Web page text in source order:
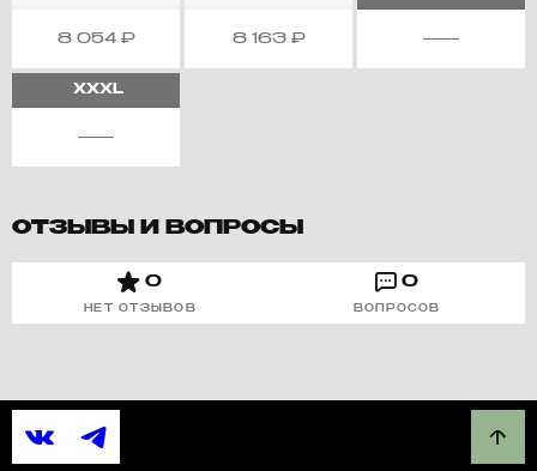
8 054 ₽ 8 163 ₽
XXXL
ОТЗЫВЫ И ВОПРОСЫ
0
НЕТ ОТЗЫВОВ
0
ВОПРОСОВ